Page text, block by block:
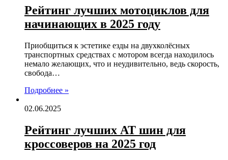
Рейтинг лучших мотоциклов для
начинающих в 2025 году
Приобщиться к эстетике езды на двухколёсных
транспортных средствах с мотором всегда находилось
немало желающих, что и неудивительно, ведь скорость,
свобода…
Подробнее »
02.06.2025
Рейтинг лучших AT шин для
кроссоверов на 2025 год